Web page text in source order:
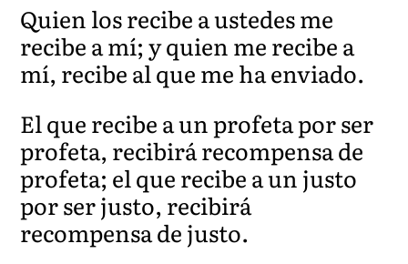
Quien los recibe a ustedes me
recibe a mí; y quien me recibe a
mí, recibe al que me ha enviado.
El que recibe a un profeta por ser
profeta, recibirá recompensa de
profeta; el que recibe a un justo
por ser justo, recibirá
recompensa de justo.